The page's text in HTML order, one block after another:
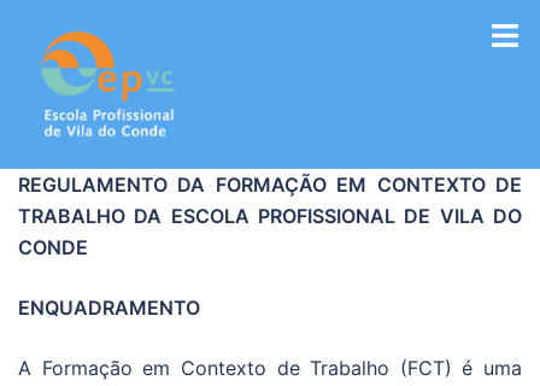
conteúdo
REGULAMENTO DA FORMAÇÃO EM CONTEXTO DE
TRABALHO DA ESCOLA PROFISSIONAL DE VILA DO
CONDE
ENQUADRAMENTO
A Formação em Contexto de Trabalho (FCT) é uma